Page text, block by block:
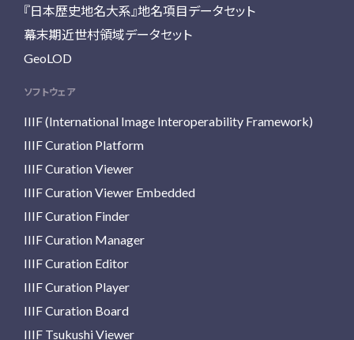
『日本歴史地名大系』地名項目データセット
幕末期近世村領域データセット
GeoLOD
ソフトウェア
IIIF (International Image Interoperability Framework)
IIIF Curation Platform
IIIF Curation Viewer
IIIF Curation Viewer Embedded
IIIF Curation Finder
IIIF Curation Manager
IIIF Curation Editor
IIIF Curation Player
IIIF Curation Board
IIIF Tsukushi Viewer